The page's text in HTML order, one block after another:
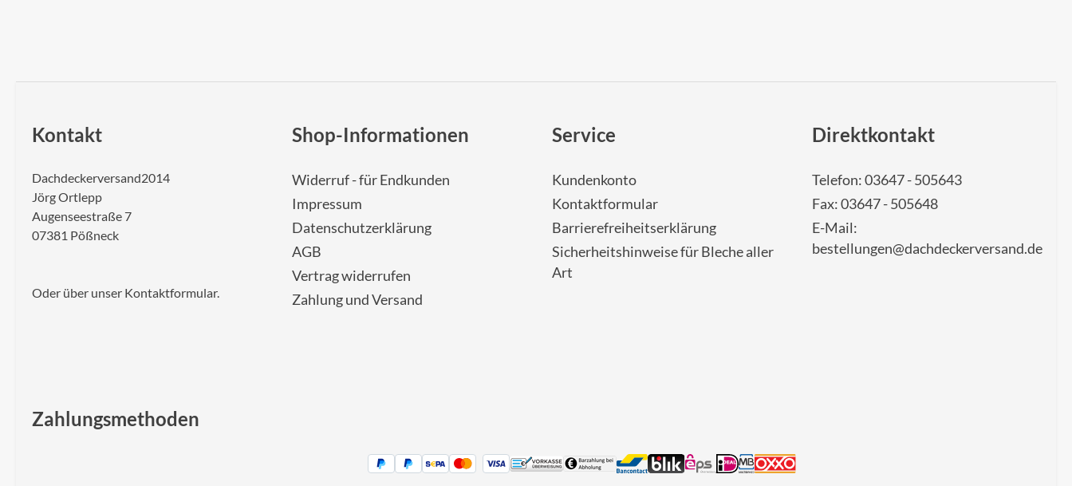
Kontakt
Dachdeckerversand2014
Jörg Ortlepp
Augenseestraße 7
07381 Pößneck
Oder über unser Kontaktformular.
Shop-Informationen
Widerruf - für Endkunden
Impressum
Datenschutzerklärung
AGB
Vertrag widerrufen
Zahlung und Versand
Service
Kundenkonto
Kontaktformular
Barrierefreiheitserklärung
Sicherheitshinweise für Bleche aller
Art
Direktkontakt
Telefon: 03647 - 505643
Fax: 03647 - 505648
E-Mail:
bestellungen@dachdeckerversand.de
Zahlungsmethoden